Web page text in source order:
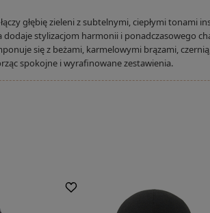
głębię zieleni z subtelnymi, ciepłymi tonami
stylizacjom harmonii i ponadczasowego
się z beżami, karmelowymi brązami,
spokojne i wyrafinowane zestawienia.